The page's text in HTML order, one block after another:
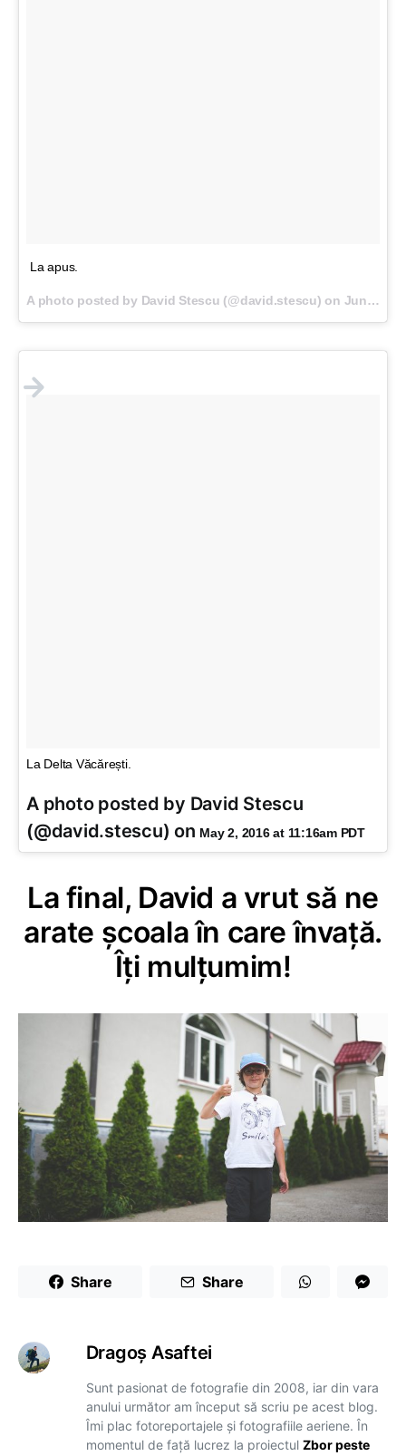
La apus.
A photo posted by David Stescu (@david.stescu) on Jun 3, 2016 at 10:52am PDT
La Delta Văcărești.
A photo posted by David Stescu
(@david.stescu) on May 2, 2016 at 11:16am PDT
La final, David a vrut să ne
arate școala în care învață.
Îți mulțumim!
Share Share
Dragoş Asaftei
Sunt pasionat de fotografie din 2008, iar din vara
anului următor am început să scriu pe acest blog.
Îmi plac fotoreportajele și fotografiile aeriene. În
momentul de față lucrez la proiectul Zbor peste